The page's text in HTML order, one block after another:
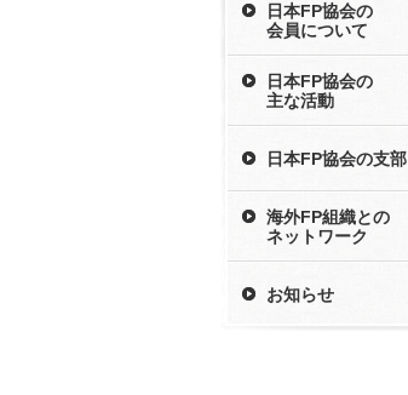
日本FP協会の
会員について
日本FP協会の
主な活動
日本FP協会の支部
海外FP組織との
ネットワーク
お知らせ